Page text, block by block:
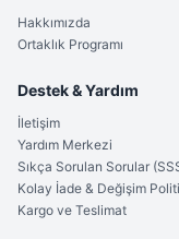
Hakkımızda
Ortaklık Programı
Destek & Yardım
İletişim
Yardım Merkezi
Sıkça Sorulan Sorular
Kolay İade & Değişim
Kargo ve Teslimat